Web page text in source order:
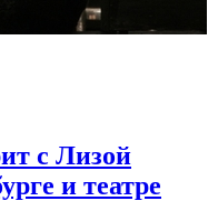
с Лизой
и театре